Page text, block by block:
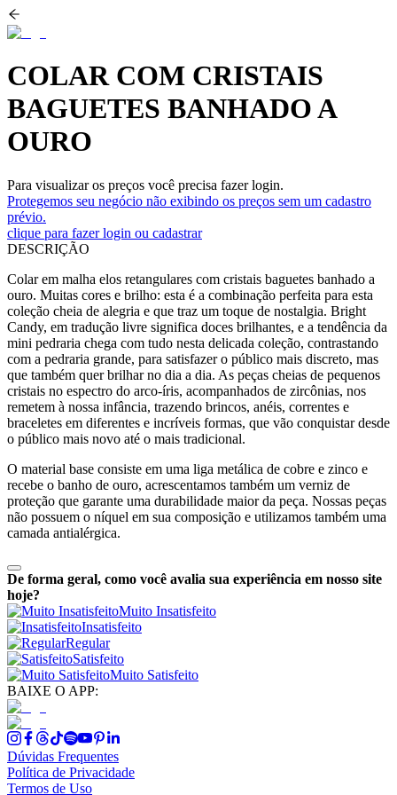
COLAR COM CRISTAIS
BAGUETES BANHADO A
OURO
Para visualizar os preços você precisa fazer login.
Protegemos seu negócio não exibindo os preços sem um cadastro
prévio.
clique para fazer login ou cadastrar
DESCRIÇÃO
Colar em malha elos retangulares com cristais baguetes banhado a
ouro. Muitas cores e brilho: esta é a combinação perfeita para esta
coleção cheia de alegria e que traz um toque de nostalgia. Bright
Candy, em tradução livre significa doces brilhantes, e a tendência da
mini pedraria chega com tudo nesta delicada coleção, contrastando
com a pedraria grande, para satisfazer o público mais discreto, mas
que também quer brilhar no dia a dia. As peças cheias de pequenos
cristais no espectro do arco-íris, acompanhados de zircônias, nos
remetem à nossa infância, trazendo brincos, anéis, correntes e
braceletes em diferentes e incríveis formas, que vão conquistar desde
o público mais novo até o mais tradicional.
O material base consiste em uma liga metálica de cobre e zinco e
recebe o banho de ouro, acrescentamos também um verniz de
proteção que garante uma durabilidade maior da peça. Nossas peças
não possuem o níquel em sua composição e utilizamos também uma
camada antialérgica.
De forma geral, como você avalia sua experiência em nosso site
hoje?
Muito Insatisfeito
Insatisfeito
Regular
Satisfeito
Muito Satisfeito
BAIXE O APP:
Dúvidas Frequentes
Política de Privacidade
Termos de Uso